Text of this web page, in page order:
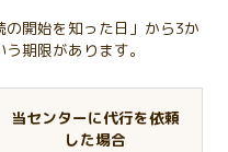
開始を知った日」から3か
期限があります。
当センターに代行を依頼
した場合